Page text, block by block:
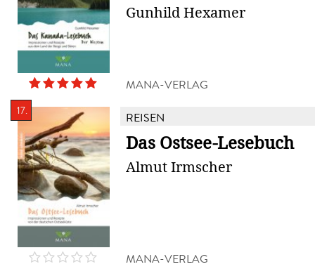
Gunhild Hexamer
MANA-VERLAG
17. REISEN
Das Ostsee-Lesebuch
Almut Irmscher
MANA-VERLAG